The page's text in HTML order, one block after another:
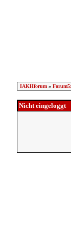
IAKHforum»
Nicht eingeloggt